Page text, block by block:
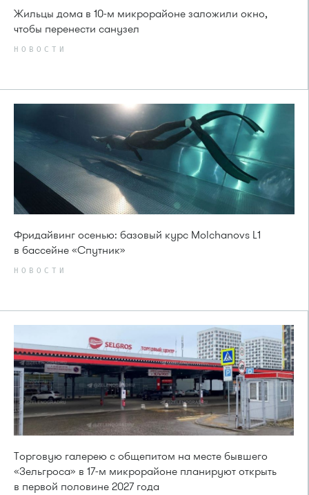
Жильцы дома в 10-м микрорайоне заложили окно,
чтобы перенести санузел
НОВОСТИ
Фридайвинг осенью: базовый курс Molchanovs L1
в бассейне «Спутник»
НОВОСТИ
Торговую галерею с общепитом на месте бывшего
«Зельгроса» в 17-м микрорайоне планируют открыть
в первой половине 2027 года